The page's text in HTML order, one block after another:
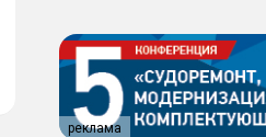
реклама